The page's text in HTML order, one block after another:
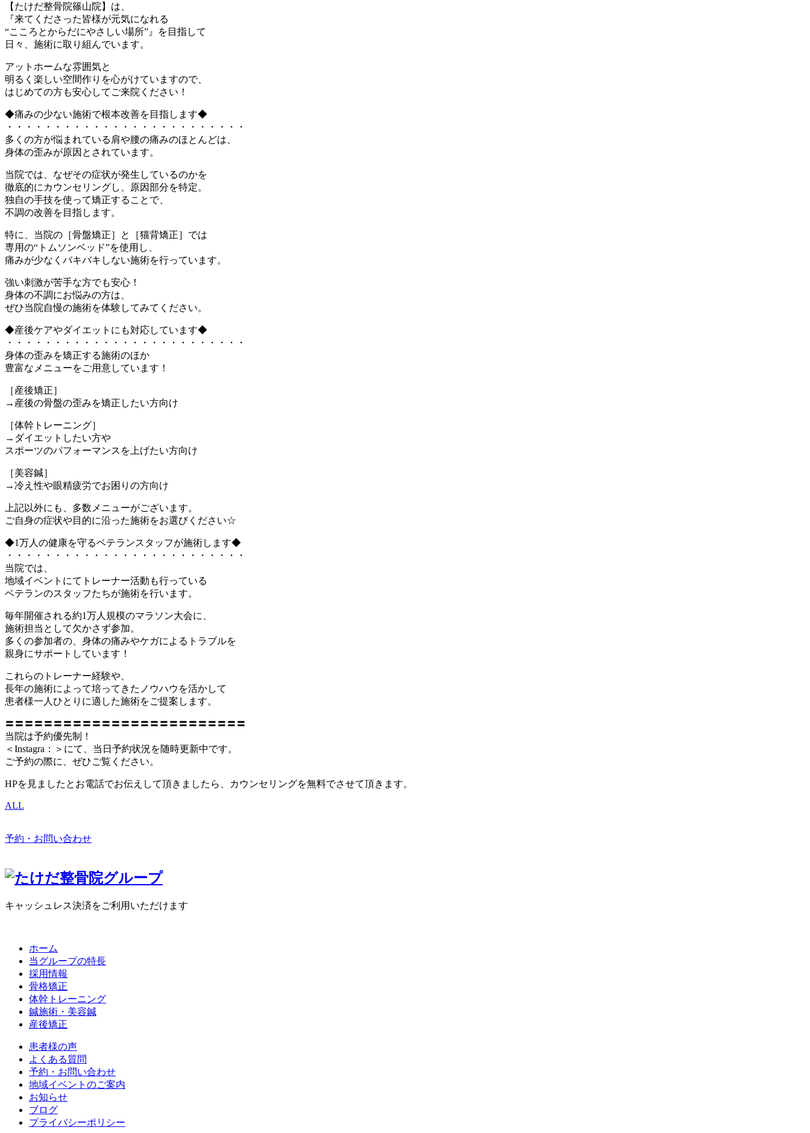
【たけだ整骨院篠山院】は、
『来てくださった皆様が元気になれる
“こころとからだにやさしい場所”』を目指して
日々、施術に取り組んでいます。
アットホームな雰囲気と
明るく楽しい空間作りを心がけていますので、
はじめての方も安心してご来院ください！
◆痛みの少ない施術で根本改善を目指します◆
・・・・・・・・・・・・・・・・・・・・・・・・・
多くの方が悩まれている肩や腰の痛みのほとんどは、
身体の歪みが原因とされています。
当院では、なぜその症状が発生しているのかを
徹底的にカウンセリングし、原因部分を特定。
独自の手技を使って矯正することで、
不調の改善を目指します。
特に、当院の［骨盤矯正］と［猫背矯正］では
専用の“トムソンベッド”を使用し、
痛みが少なくバキバキしない施術を行っています。
強い刺激が苦手な方でも安心！
身体の不調にお悩みの方は、
ぜひ当院自慢の施術を体験してみてください。
◆産後ケアやダイエットにも対応しています◆
・・・・・・・・・・・・・・・・・・・・・・・・・
身体の歪みを矯正する施術のほか
豊富なメニューをご用意しています！
［産後矯正］
→産後の骨盤の歪みを矯正したい方向け
［体幹トレーニング］
→ダイエットしたい方や
スポーツのパフォーマンスを上げたい方向け
［美容鍼］
→冷え性や眼精疲労でお困りの方向け
上記以外にも、多数メニューがございます。
ご自身の症状や目的に沿った施術をお選びください☆
◆1万人の健康を守るベテランスタッフが施術します◆
・・・・・・・・・・・・・・・・・・・・・・・・・
当院では、
地域イベントにてトレーナー活動も行っている
ベテランのスタッフたちが施術を行います。
毎年開催される約1万人規模のマラソン大会に、
施術担当として欠かさず参加。
多くの参加者の、身体の痛みやケガによるトラブルを
親身にサポートしています！
これらのトレーナー経験や、
長年の施術によって培ってきたノウハウを活かして
患者様一人ひとりに適した施術をご提案します。
〓〓〓〓〓〓〓〓〓〓〓〓〓〓〓〓〓〓〓〓〓〓〓〓〓
当院は予約優先制！
＜Instagra：＞にて、当日予約状況を随時更新中です。
ご予約の際に、ぜひご覧ください。
HPを見ましたとお電話でお伝えして頂きましたら、カウンセリングを無料でさせて頂きます。
ALL
予約・お問い合わせ
キャッシュレス決済をご利用いただけます
ホーム
当グループの特長
採用情報
骨格矯正
体幹トレーニング
鍼施術・美容鍼
産後矯正
患者様の声
よくある質問
予約・お問い合わせ
地域イベントのご案内
お知らせ
ブログ
プライバシーポリシー